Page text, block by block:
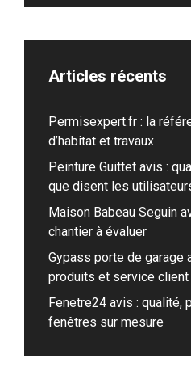
Articles récents
Permisexpert.fr : la
d’habitat et travaux
Peinture Guittet avis :
que disent les
Maison Babeau Seguin
chantier à évaluer
Gypass porte de garage
produits et service client
Fenetre24 avis : qualité,
fenêtres sur mesure